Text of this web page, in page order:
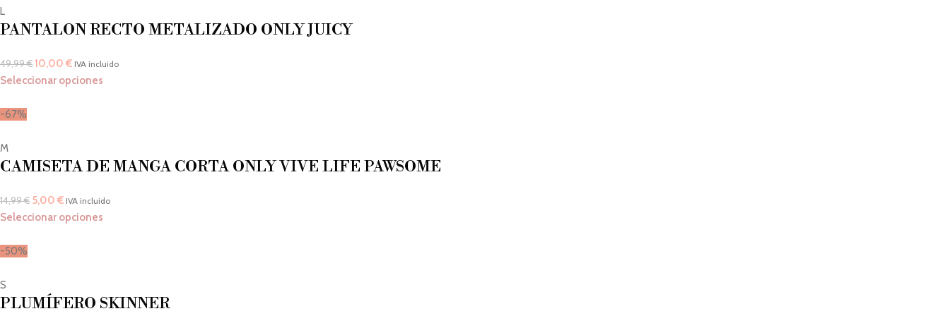
L
PANTALON RECTO METALIZADO ONLY JUICY
49,99€10,00 € IVA incluido
Seleccionar opciones
-67%
M
CAMISETA DE MANGA CORTA ONLY VIVE LIFE PAWSOME
14,99€ 5,00 € IVA incluido
Seleccionar opciones
-50%
S
PLUMÍFERO SKINNER